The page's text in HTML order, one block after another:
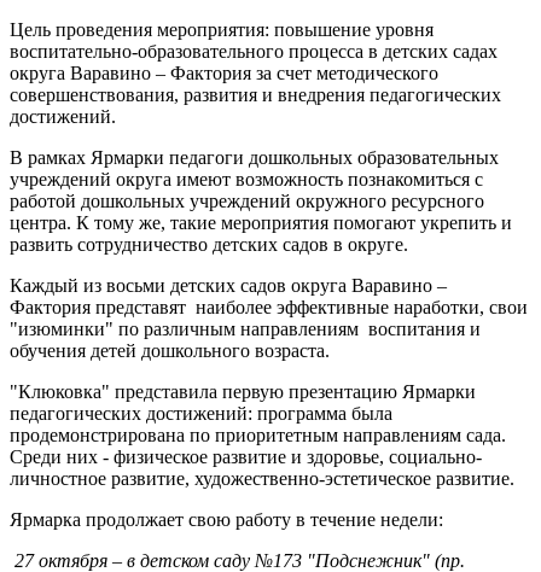
Цель проведения мероприятия: повышение уровня
воспитательно-образовательного процесса в детских садах
округа Варавино – Фактория за счет методического
совершенствования, развития и внедрения педагогических
достижений.
В рамках Ярмарки педагоги дошкольных образовательных
учреждений округа имеют возможность познакомиться с
работой дошкольных учреждений окружного ресурсного
центра. К тому же, такие мероприятия помогают укрепить и
развить сотрудничество детских садов в округе.
Каждый из восьми детских садов округа Варавино –
Фактория представят наиболее эффективные наработки, свои
"изюминки" по различным направлениям воспитания и
обучения детей дошкольного возраста.
"Клюковка" представила первую презентацию Ярмарки
педагогических достижений: программа была
продемонстрирована по приоритетным направлениям сада.
Среди них - физическое развитие и здоровье, социально-
личностное развитие, художественно-эстетическое развитие.
Ярмарка продолжает свою работу в течение недели:
27 октября – в детском саду №173 "Подснежник" (пр.